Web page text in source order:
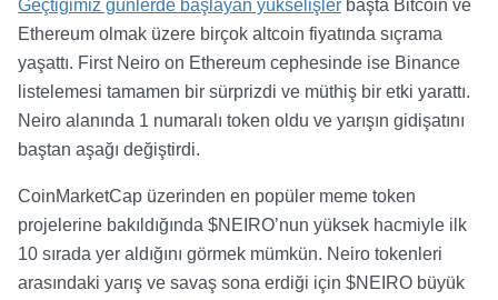
Geçtiğimiz günlerde başlayan yükselişler başta Bitcoin ve
Ethereum olmak üzere birçok altcoin fiyatında sıçrama
yaşattı. First Neiro on Ethereum cephesinde ise Binance
listelemesi tamamen bir sürprizdi ve müthiş bir etki yarattı.
Neiro alanında 1 numaralı token oldu ve yarışın gidişatını
baştan aşağı değiştirdi.
CoinMarketCap üzerinden en popüler meme token
projelerine bakıldığında $NEIRO’nun yüksek hacmiyle ilk
10 sırada yer aldığını görmek mümkün. Neiro tokenleri
arasındaki yarış ve savaş sona erdiği için $NEIRO büyük